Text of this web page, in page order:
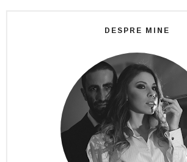
DESPRE MINE